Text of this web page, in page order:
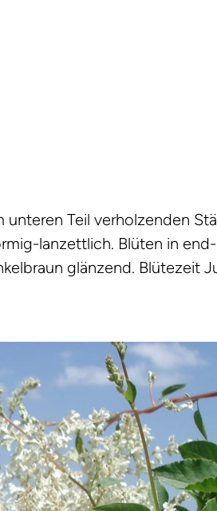
Teil verholzenden
lanzettlich. Blüten in
glänzend. Blütezeit